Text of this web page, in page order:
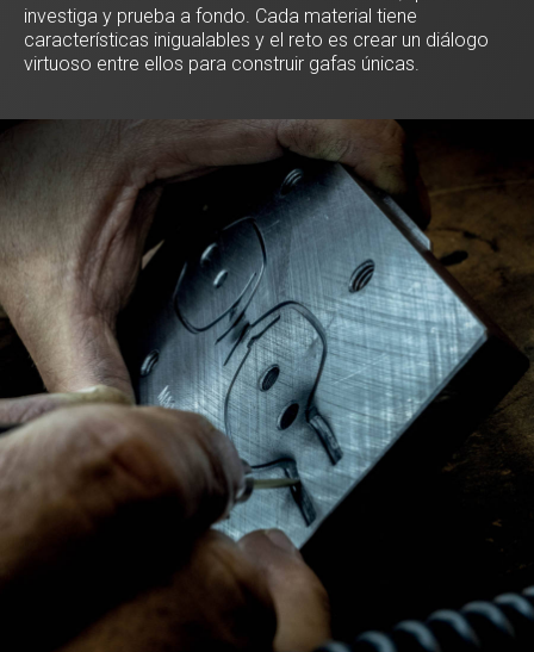
investiga y prueba a fondo. Cada material tiene
características inigualables y el reto es crear un diálogo
virtuoso entre ellos para construir gafas únicas.